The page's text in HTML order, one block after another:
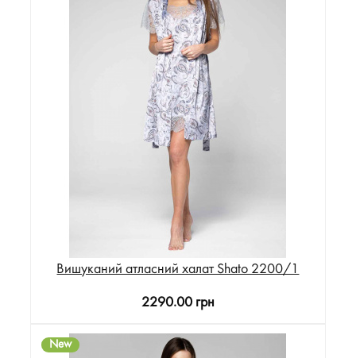
Вишуканий атласний халат Shato 2200/1
2290.00 грн
New